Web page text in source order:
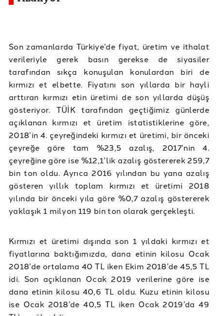
Son zamanlarda Türkiye’de fiyat, üretim ve ithalat
verileriyle gerek basın gerekse de siyasiler
tarafından sıkça konuşulan konulardan biri de
kırmızı et elbette. Fiyatını son yıllarda bir hayli
arttıran kırmızı etin üretimi de son yıllarda düşüş
gösteriyor. TÜİK tarafından geçtiğimiz günlerde
açıklanan kırmızı et üretim istatistiklerine göre,
2018’in 4. çeyreğindeki kırmızı et üretimi, bir önceki
çeyreğe göre tam %23,5 azalış, 2017’nin 4.
çeyreğine göre ise %12,1’lik azalış göstererek 259,7
bin ton oldu. Ayrıca 2016 yılından bu yana azalış
gösteren yıllık toplam kırmızı et üretimi 2018
yılında bir önceki yıla göre %0,7 azalış göstererek
yaklaşık 1 milyon 119 bin ton olarak gerçekleşti.
Kırmızı et üretimi dışında son 1 yıldaki kırmızı et
fiyatlarına baktığımızda, dana etinin kilosu Ocak
2018’de ortalama 40 TL iken Ekim 2018’de 45,5 TL
idi. Son açıklanan Ocak 2019 verilerine göre ise
dana etinin kilosu 40,6 TL oldu. Kuzu etinin kilosu
ise Ocak 2018’de 40,5 TL iken Ocak 2019’da 49